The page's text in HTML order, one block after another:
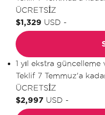
ÜCRETSİZ
$1,329 USD -
1 yıl ekstra
Teklif 7 Temmuz'a
ÜCRETSİZ
$2,997 USD -